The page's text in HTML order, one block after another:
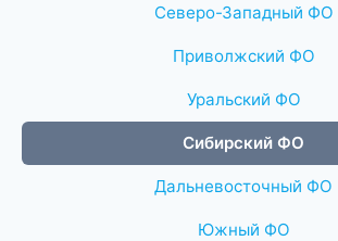
Северо-Западный ФО
Приволжский ФО
Уральский ФО
Сибирский ФО
Дальневосточный ФО
Южный ФО